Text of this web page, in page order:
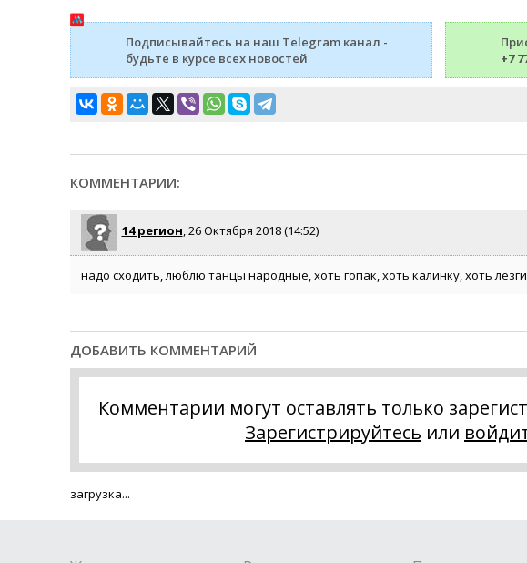
Подписывайтесь на наш Telegram канал -
будьте в курсе всех новостей
+7
КОММЕНТАРИИ:
14 регион, 26 Октября 2018 (14:52)
надо сходить, люблю танцы народные, хоть гопак, хоть калинку, хоть
ДОБАВИТЬ КОММЕНТАРИЙ
Комментарии могут оставлять только
Зарегистрируйтесь или
загрузка...